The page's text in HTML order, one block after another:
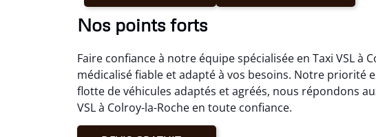
Nos points forts
Faire confiance à notre équipe spécialisée en Taxi VSL à
médicalisé fiable et adapté à vos besoins. Notre priorité
flotte de véhicules adaptés et agréés, nous répondons
VSL à Colroy-la-Roche en toute confiance.